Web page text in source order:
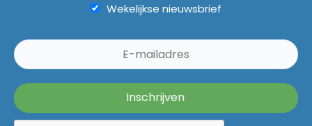
Wekelijkse nieuwsbrief